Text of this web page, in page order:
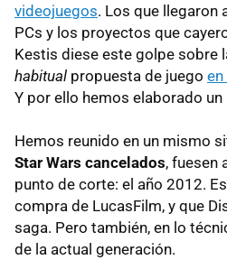
videojuegos. Los que llegaron
PCs y los proyectos que
Kestis diese este golpe sobre
habitual propuesta de juego
Y por ello hemos elaborado
Hemos reunido en un mismo
Star Wars cancelados, fuesen
punto de corte: el año 2012.
compra de LucasFilm, y que
saga. Pero también, en lo
de la actual generación.